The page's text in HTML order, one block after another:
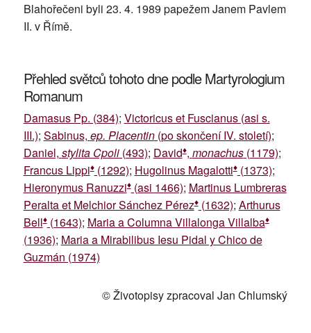
Blahořečeni byli 23. 4. 1989 papežem Janem Pavlem
II. v Římě.
Přehled světců tohoto dne podle Martyrologium
Romanum
Damasus Pp. (384); Victoricus et Fuscianus (asi s.
III.); Sabinus, ep. Placentin(po skončení IV. století);
Daniel, stylita Cpoli(493); David♦, monachus(1179);
Francus Lippi♦(1292); Hugolinus Magalotti♦(1373);
Hieronymus Ranuzzi♦(asi 1466); Martinus Lumbreras
Peralta et Melchior Sánchez Pérez♦(1632); Arthurus
Bell♦(1643); Maria a Columna Villalonga Villalba♦
(1936); Maria a Mirabilibus Iesu Pidal y Chico de
Guzmán (1974)
© Životopisy zpracoval Jan Chlumský